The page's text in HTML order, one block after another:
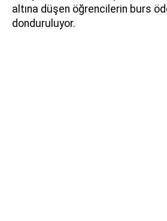
altına düşen öğrencilerin burs
donduruluyor.